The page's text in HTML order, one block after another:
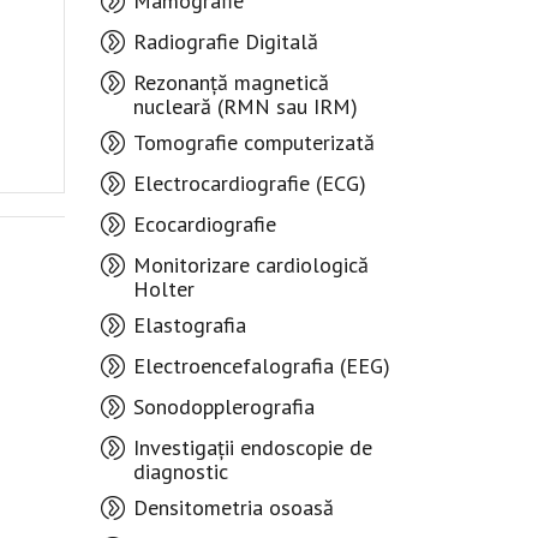
Radiografie Digitală
Rezonanță magnetică
nucleară (RMN sau IRM)
Tomografie computerizată
Electrocardiografie (ECG)
Ecocardiografie
Monitorizare cardiologică
Holter
Elastografia
Electroencefalografia (EEG)
Sonodopplerografia
Investigații endoscopie de
diagnostic
Densitometria osoasă